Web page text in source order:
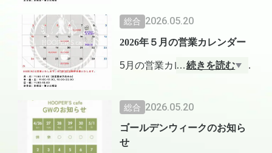
月・火 8:30〜17:00
2:00
おります。
7月のお休み → 1, 7, 8, 15, 22,
29日
7月も皆様のご来店お待ちして
6月のお休み→
5日、10日、16日、17日、24
日
今月もよろしくお願いいたし
ます！
総合 2026.05.20
2026年５月の営業カレンダー
5月の営業カレンダーのお知ら
せん。
5月の定休日
7日、13日、19日、20日、27
…続きを読む
総合 2026.05.20
ゴールデンウィークのお知ら
せ